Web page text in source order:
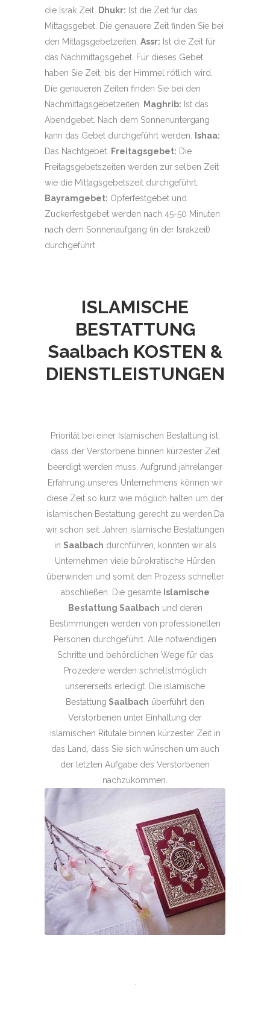
die Israk Zeit.
Dhukr: Ist die Zeit für das
Mittagsgebet. Die genauere Zeit finden Sie bei
den Mittagsgebetzeiten. Assr: Ist die Zeit für
das Nachmittagsgebet. Für dieses Gebet
haben Sie Zeit, bis der Himmel rötlich wird.
Die genaueren Zeiten finden Sie bei den
Nachmittagsgebetzeiten.
Maghrib: Ist das
Abendgebet. Nach dem Sonnenuntergang
kann das Gebet durchgeführt werden.
Ishaa:
Das Nachtgebet.
Freitagsgebet: Die
Freitagsgebetszeiten werden zur selben Zeit
wie die Mittagsgebetszeit durchgeführt.
Bayramgebet: Opferfestgebet und
Zuckerfestgebet werden nach 45-50 Minuten
nach dem Sonnenaufgang (in der Israkzeit)
durchgeführt.
ISLAMISCHE
BESTATTUNG
Saalbach KOSTEN &
DIENSTLEISTUNGEN
Priorität bei einer Islamischen Bestattung ist,
dass der Verstorbene binnen kürzester Zeit
beerdigt werden muss. Aufgrund jahrelanger
Erfahrung unseres Unternehmens können wir
diese Zeit so kurz wie möglich halten um der
islamischen Bestattung gerecht zu werden.Da
wir schon seit Jahren islamische Bestattungen
in Saalbach durchführen, konnten wir als
Unternehmen viele bürokratische Hürden
überwinden und somit den Prozess schneller
abschließen. Die gesamte Islamische
Bestattung Saalbach und deren
Bestimmungen werden von professionellen
Personen durchgeführt. Alle notwendigen
Schritte und behördlichen Wege für das
Prozedere werden schnellstmöglich
unsererseits erledigt. Die islamische
Bestattung Saalbach überführt den
Verstorbenen unter Einhaltung der
islamischen Ritutale binnen kürzester Zeit in
das Land, dass Sie sich wünschen um auch
der letzten Aufgabe des Verstorbenen
nachzukommen.